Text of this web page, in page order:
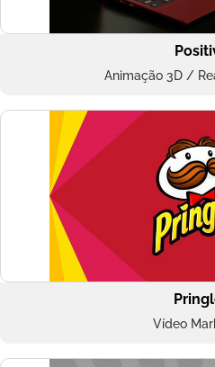
Animação 3D /
Vídeo